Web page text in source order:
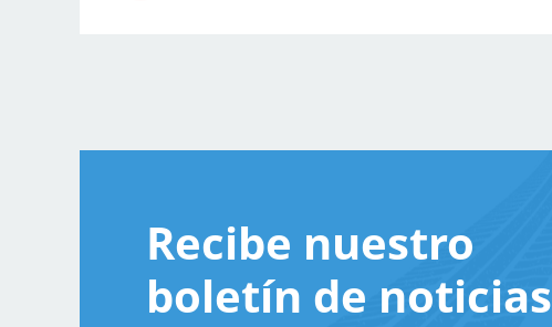
Recibe nuestro
boletín de noticias